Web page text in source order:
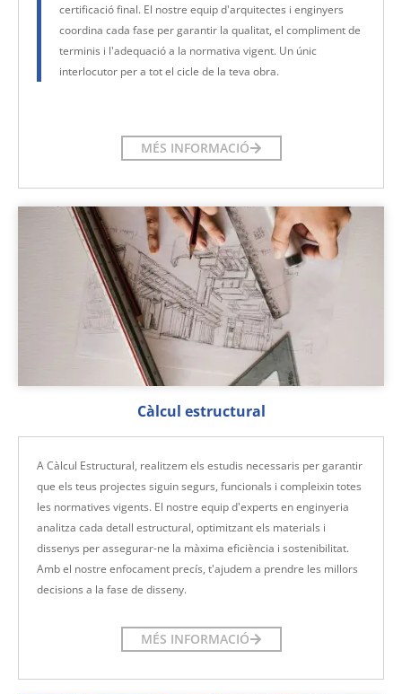
certificació final. El nostre equip d'arquitectes i enginyers
coordina cada fase per garantir la qualitat, el compliment de
terminis i l'adequació a la normativa vigent. Un únic
interlocutor per a tot el cicle de la teva obra.
MÉS INFORMACIÓ
Càlcul estructural
A Càlcul Estructural, realitzem els estudis necessaris per garantir
que els teus projectes siguin segurs, funcionals i compleixin totes
les normatives vigents. El nostre equip d'experts en enginyeria
analitza cada detall estructural, optimitzant els materials i
dissenys per assegurar-ne la màxima eficiència i sostenibilitat.
Amb el nostre enfocament precís, t'ajudem a prendre les millors
decisions a la fase de disseny.
MÉS INFORMACIÓ